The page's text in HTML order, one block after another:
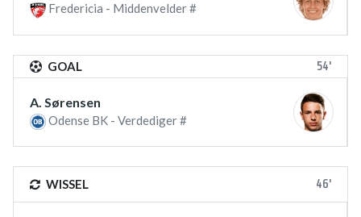
Fredericia - Middenvelder #
GOAL 54'
A. Sørensen
Odense BK - Verdediger #
WISSEL 46'